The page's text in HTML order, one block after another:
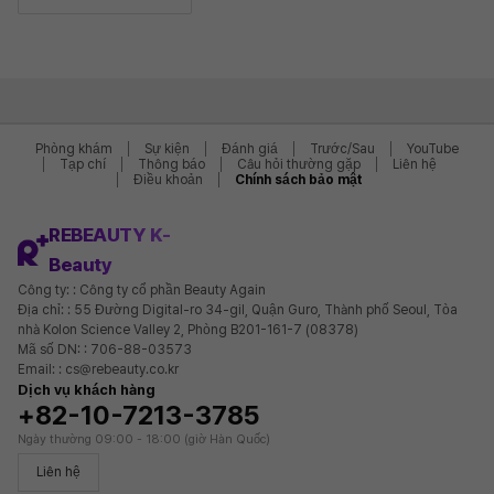
Phòng khám Sự kiện Đánh giá Trước/Sau
YouTube
Tạp chí
Thông báo Câu hỏi thường gặp
Liên hệ
Điều khoản
Chính sách bảo mật
REBEAUTY K-
Beauty
Công ty: : Công ty cổ phần Beauty Again
Địa chỉ: : 55 Đường Digital-ro 34-gil, Quận Guro, Thành phố Seoul, Tòa
nhà Kolon Science Valley 2, Phòng B201-161-7 (08378)
Mã số DN: : 706-88-03573
Email: : cs@rebeauty.co.kr
Dịch vụ khách hàng
+82-10-7213-3785
Ngày thường 09:00 - 18:00 (giờ Hàn Quốc)
Liên hệ